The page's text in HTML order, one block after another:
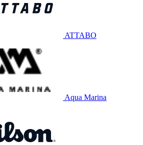
ATTABO
Aqua Marina